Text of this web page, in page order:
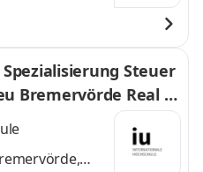
Steuer
Bremervörde Real Tr